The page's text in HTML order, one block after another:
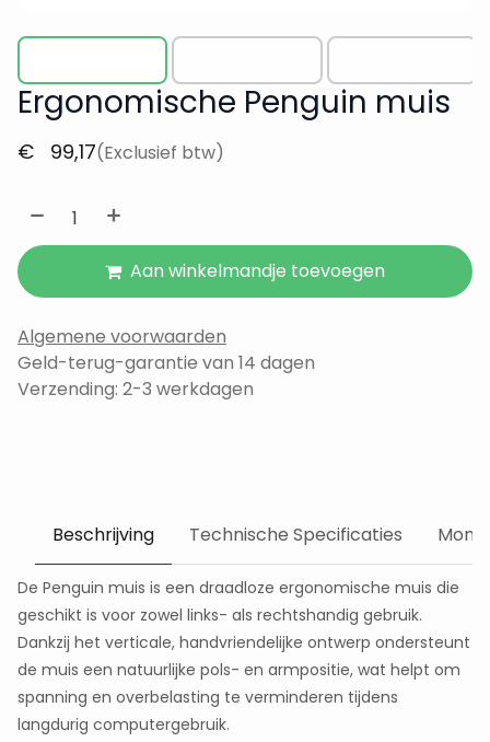
Ergonomische Penguin muis
€ 99,17(Exclusief btw)
Aan winkelmandje toevoegen
Algemene voorwaarden
Geld-terug-garantie van 14 dagen
Verzending: 2-3 werkdagen
Beschrijving Technische Specificaties
De Penguin muis is een draadloze ergonomische muis die
geschikt is voor zowel links- als rechtshandig gebruik.
Dankzij het verticale, handvriendelijke ontwerp ondersteunt
de muis een natuurlijke pols- en armpositie, wat helpt om
spanning en overbelasting te verminderen tijdens
langdurig computergebruik.